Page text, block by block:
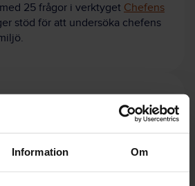
Information Om
25 frågor i verktyget Chefens
stöd för att undersöka chefens